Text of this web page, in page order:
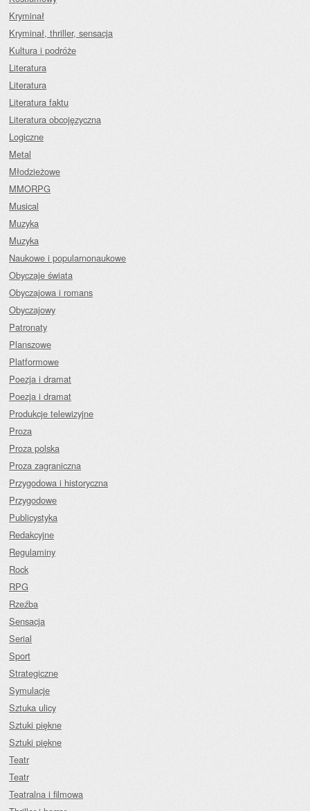
Kryminał
Kryminał, thriller, sensacja
Kultura i podróże
Literatura
Literatura
Literatura faktu
Literatura obcojęzyczna
Logiczne
Metal
Młodzieżowe
MMORPG
Musical
Muzyka
Muzyka
Naukowe i popularnonaukowe
Obyczaje świata
Obyczajowa i romans
Obyczajowy
Patronaty
Planszowe
Platformowe
Poezja i dramat
Poezja i dramat
Produkcje telewizyjne
Proza
Proza polska
Proza zagraniczna
Przygodowa i historyczna
Przygodowe
Publicystyka
Redakcyjne
Regulaminy
Rock
RPG
Rzeźba
Sensacja
Serial
Sport
Strategiczne
Symulacje
Sztuka ulicy
Sztuki piękne
Sztuki piękne
Teatr
Teatr
Teatralna i filmowa